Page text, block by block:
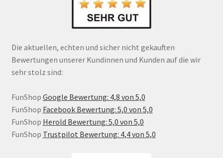
Die aktuellen, echten und sicher nicht gekauften
Bewertungen unserer Kundinnen und Kunden auf die wir
sehr stolz sind:
FunShop Google Bewertung: 4,8 von 5,0
FunShop Facebook Bewertung: 5,0 von 5,0
FunShop Herold Bewertung: 5,0 von 5,0
FunShop Trustpilot Bewertung: 4,4 von 5,0